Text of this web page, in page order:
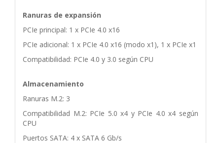
Ranuras de expansión
PCIe principal: 1 x PCIe 4.0 x16
PCIe adicional: 1 x PCIe 4.0 x16 (modo x1), 1 x PCIe x1
Compatibilidad: PCIe 4.0 y 3.0 según CPU
Almacenamiento
Ranuras M.2: 3
Compatibilidad M.2: PCIe 5.0 x4 y PCIe 4.0 x4 según
CPU
Puertos SATA: 4 x SATA 6 Gb/s